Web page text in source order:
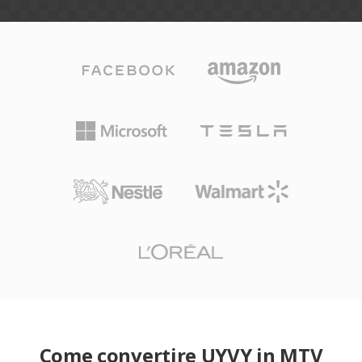
Come convertire UYVY in MTV